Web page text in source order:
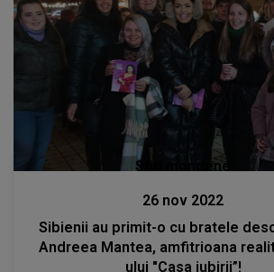
Stiri mondene
26 nov 2022
Sibienii au primit-o cu bratele
Andreea Mantea, amfitrioana
ului "Casa iubirii”!